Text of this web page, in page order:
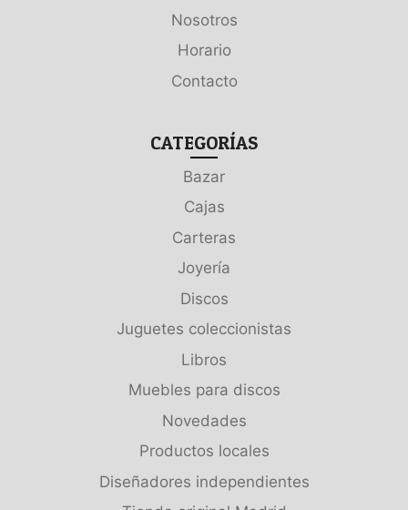
Nosotros
Horario
Contacto
CATEGORÍAS
Bazar
Cajas
Carteras
Joyería
Discos
Juguetes coleccionistas
Libros
Muebles para discos
Novedades
Productos locales
Diseñadores independientes